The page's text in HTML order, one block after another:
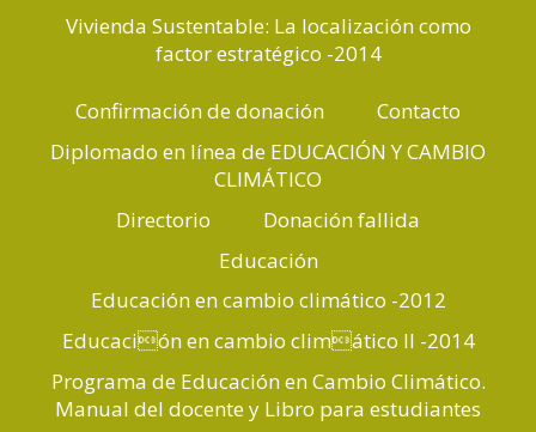
Vivienda Sustentable: La localización como
factor estratégico -2014
Confirmación de donación
Contacto
Diplomado en línea de EDUCACIÓN Y CAMBIO
CLIMÁTICO
Directorio
Donación fallida
Educación
Educación en cambio climático -2012
Educación en cambio climático II -2014
Programa de Educación en Cambio Climático.
Manual del docente y Libro para estudiantes